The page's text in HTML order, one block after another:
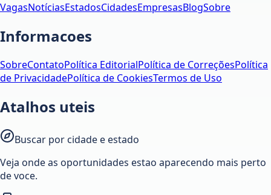
VagasNotíciasEstadosCidadesEmpresasBlogSobre
Informacoes
SobreContatoPolítica EditorialPolítica de CorreçõesPolítica
de PrivacidadePolítica de CookiesTermos de Uso
Atalhos uteis
Buscar por cidade e estado
Veja onde as oportunidades estao aparecendo mais perto
de voce.